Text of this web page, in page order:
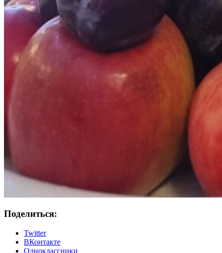
Поделиться:
Twitter
ВКонтакте
Одноклассники